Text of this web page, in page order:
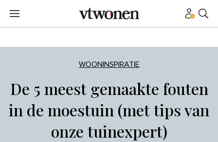
WOONINSPIRATIE
De 5 meest gemaakte fouten
in de moestuin (met tips van
onze tuinexpert)